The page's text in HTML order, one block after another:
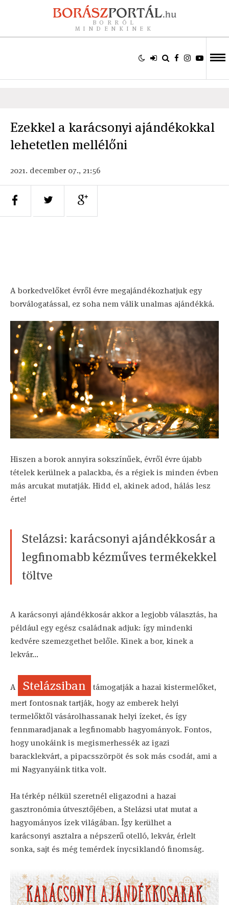
BORRÓL
MINDENKINEK
Ezekkel a karácsonyi ajándékokkal
lehetetlen mellélőni
2021. december 07., 21:56
A borkedvelőket évről évre megajándékozhatjuk egy
borválogatással, ez soha nem válik unalmas ajándékká.
Hiszen a borok annyira sokszínűek, évről évre újabb
tételek kerülnek a palackba, és a régiek is minden évben
más arcukat mutatják. Hidd el, akinek adod, hálás lesz
érte!
Stelázsi: karácsonyi ajándékkosár a
legfinomabb kézműves termékekkel
töltve
A karácsonyi ajándékkosár akkor a legjobb választás, ha
például egy egész családnak adjuk: így mindenki
kedvére szemezgethet belőle. Kinek a bor, kinek a
lekvár...
A Stelázsiban
támogatják a hazai kistermelőket,
mert fontosnak tartják, hogy az emberek helyi
termelőktől vásárolhassanak helyi ízeket, és így
fennmaradjanak a legfinomabb hagyományok. Fontos,
hogy unokáink is megismerhessék az igazi
baracklekvárt, a pipacsszörpöt és sok más csodát, ami a
mi Nagyanyáink titka volt.
Ha térkép nélkül szeretnél eligazodni a hazai
gasztronómia útvesztőjében, a Stelázsi utat mutat a
hagyományos ízek világában. Így kerülhet a
karácsonyi asztalra a népszerű otelló, lekvár, érlelt
sonka, sajt és még temérdek ínycsiklandó finomság.